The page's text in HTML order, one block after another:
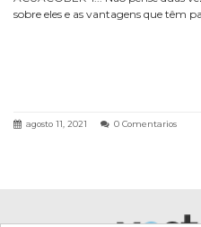
sobre eles e as vantagens que têm
agosto 11, 2021 0 Comentarios